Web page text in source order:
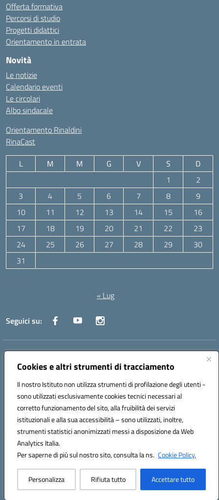
Cookies e altri strumenti di tracciamento
Il nostro Istituto non utilizza strumenti di profilazione degli utenti -
sono utilizzati esclusivamente cookies tecnici necessari al
corretto funzionamento del sito, alla fruibilità dei servizi
istituzionali e alla sua accessibilità – sono utilizzati, inoltre,
strumenti statistici anonimizzati messi a disposizione da Web
Analytics Italia.
Per saperne di più sul nostro sito, consulta la ns. Cookie Policy.
Personalizza Rifiuta tutto Accettare tutto
Offerta formativa
Percorsi di studio
Progetti didattici
Orientamento in entrata
Novità
Le notizie
Calendario eventi
Le circolari
Albo sindacale
Orientamento Rinaldini
RinaCast
L M M G V S
D
1
2
3
4 5 6 7 8
9
10
11 12 13 14 15
16
17
18 19 20 21 22
23
24
25 26 27 28 29
30
31
« Lug
Seguici su:
Indirizzo:Via Canale 1, Ancona
Centralino:071 204723 Email:anpc010006@istruzione.it
Codice fiscale: 93020970427
Codice meccanografico:
ANPC010006
Codice unico di fatturazione (CUF): UFBE6V
Hosting & Powered by 3D Solution S.r.l.
Concept & Design by Designers Italia